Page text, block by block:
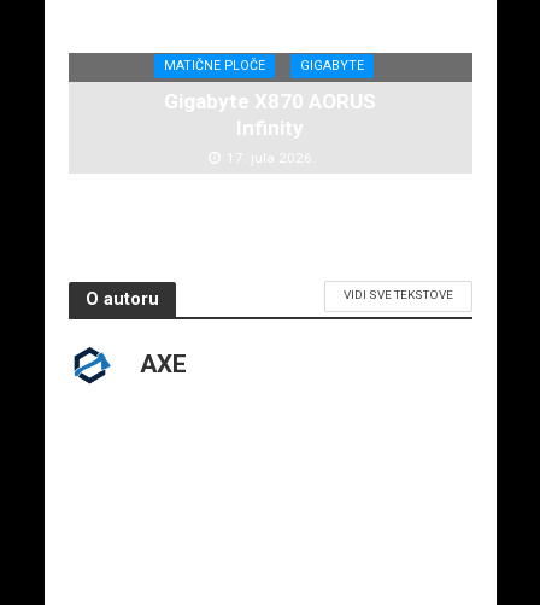
MATIČNE PLOČE GIGABYTE
Gigabyte X870 AORUS
Infinity
17. jula 2026.
O autoru VIDI SVE TEKSTOVE
AXE